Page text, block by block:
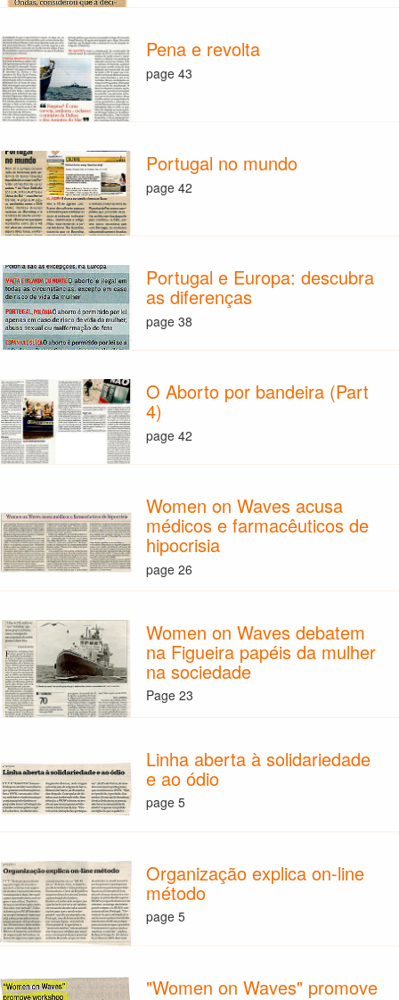
Pena e revolta
page 43
Portugal no mundo
page 42
Portugal e Europa: descubra
as diferenças
page 38
O Aborto por bandeira (Part
4)
page 42
Women on Waves acusa
médicos e farmacêuticos de
hipocrisia
page 26
Women on Waves debatem
na Figueira papéis da mulher
na sociedade
Page 23
Linha aberta à solidariedade
e ao ódio
page 5
Organização explica on-line
método
page 5
"Women on Waves" promove